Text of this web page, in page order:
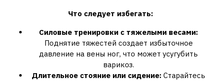
Что следует избегать:
Силовые тренировки с тяжелыми весами:
Поднятие тяжестей создает избыточное
давление на вены ног, что может усугубить
варикоз.
Длительное стояние или сидение: Старайтесь